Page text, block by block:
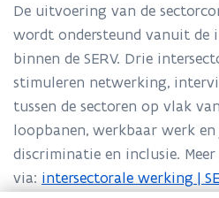
n
t
i
n
n
i
e
u
De uitvoering van de
wordt ondersteund vanuit de
binnen de SERV. Drie
stimuleren netwerking,
tussen de sectoren op vlak
loopbanen, werkbaar werk
discriminatie en inclusie.
via: intersectorale werking |
(